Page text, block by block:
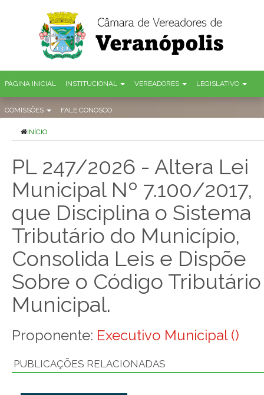
PÁGINA INICIAL INSTITUCIONAL VEREADORES LEGISLATIVO
COMISSÕES FALE CONOSCO
INÍCIO
PL 247/2026 - Altera Lei
Municipal Nº 7.100/2017,
que Disciplina o Sistema
Tributário do Município,
Consolida Leis e Dispõe
Sobre o Código Tributário
Municipal.
Proponente: Executivo Municipal ()
PUBLICAÇÕES RELACIONADAS